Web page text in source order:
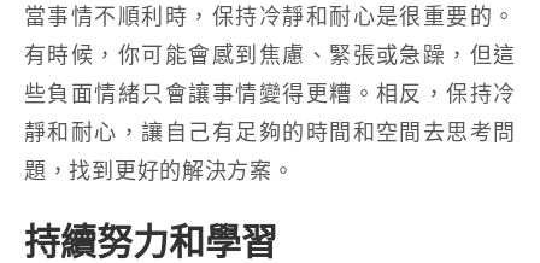
當事情不順利時，保持冷靜和耐心是很重要的。
有時候，你可能會感到焦慮、緊張或急躁，但這
些負面情緒只會讓事情變得更糟。相反，保持冷
靜和耐心，讓自己有足夠的時間和空間去思考問
題，找到更好的解決方案。
持續努力和學習